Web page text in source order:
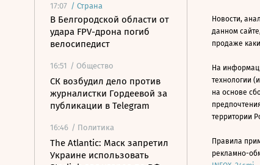
17:07 / Страна
В Белгородской области от
удара FPV-дрона погиб
велосипедист
16:51 / Общество
СК возбудил дело против
журналистки Гордеевой за
публикации в Telegram
16:46 / Политика
The Atlantic: Маск запретил
Украине использовать
Новости,
данном
продаже
На
технологии
на основе
территории
Правила
рекламно-